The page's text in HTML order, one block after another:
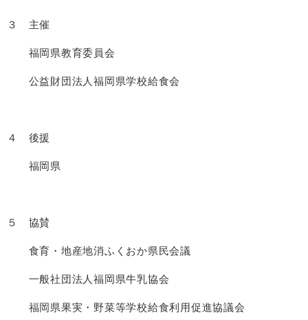
３ 主催
福岡県教育委員会
公益財団法人福岡県学校給食会
４ 後援
福岡県
５ 協賛
食育・地産地消ふくおか県民会議
一般社団法人福岡県牛乳協会
福岡県果実・野菜等学校給食利用促進協議会